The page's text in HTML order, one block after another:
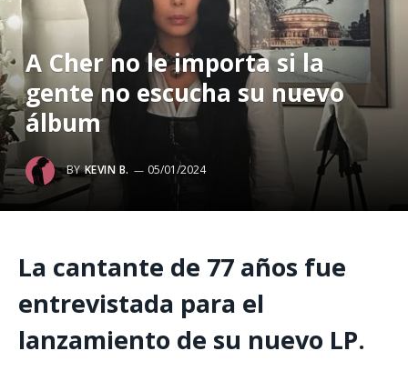
A Cher no le importa si la
gente no escucha su nuevo
álbum
BY KEVIN B. 05/01/2024
La cantante de 77 años fue
entrevistada para el
lanzamiento de su nuevo LP.